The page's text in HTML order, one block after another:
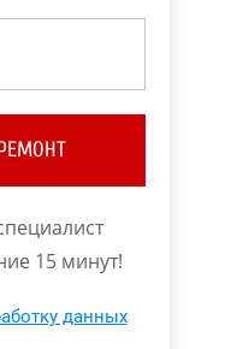
15 минут!
данных